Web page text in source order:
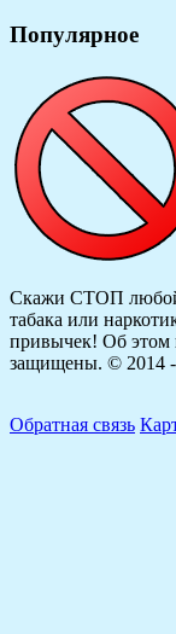
Популярное
Скажи СТОП любой
табака или
привычек! Об этом
защищены. © 2014 -
Обратная связь